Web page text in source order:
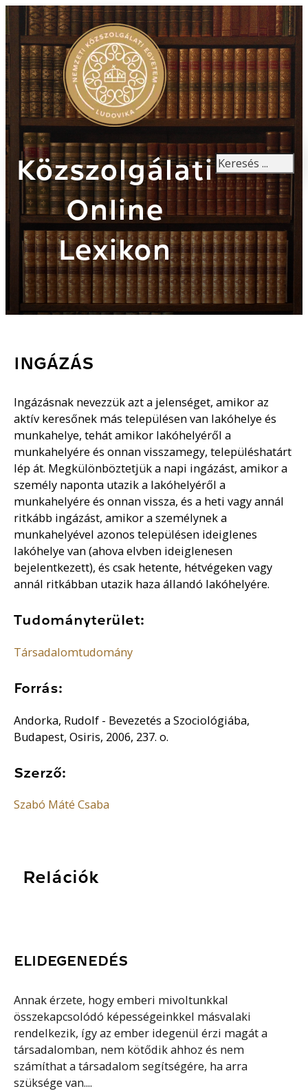
Közszolgálati
Online
Lexikon
Keresés
INGÁZÁS
Ingázásnak nevezzük azt a jelenséget, amikor az
aktív keresőnek más településen van lakóhelye és
munkahelye, tehát amikor lakóhelyéről a
munkahelyére és onnan visszamegy, településhatárt
lép át. Megkülönböztetjük a napi ingázást, amikor a
személy naponta utazik a lakóhelyéről a
munkahelyére és onnan vissza, és a heti vagy annál
ritkább ingázást, amikor a személynek a
munkahelyével azonos településen ideiglenes
lakóhelye van (ahova elvben ideiglenesen
bejelentkezett), és csak hetente, hétvégeken vagy
annál ritkábban utazik haza állandó lakóhelyére.
Tudományterület:
Társadalomtudomány
Forrás:
Andorka, Rudolf - Bevezetés a Szociológiába,
Budapest, Osiris, 2006, 237. o.
Szerző:
Szabó Máté Csaba
Relációk
ELIDEGENEDÉS
Annak érzete, hogy emberi mivoltunkkal
összekapcsolódó képességeinkkel másvalaki
rendelkezik, így az ember idegenül érzi magát a
társadalomban, nem kötődik ahhoz és nem
számíthat a társadalom segítségére, ha arra
szüksége van....